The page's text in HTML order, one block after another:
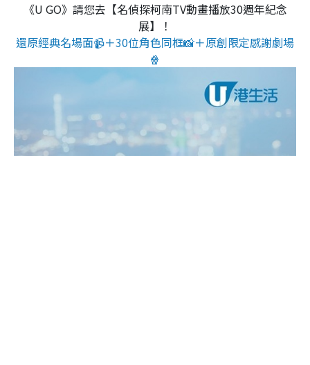
《U GO》請您去【名偵探柯南TV動畫播放30週年紀念
展】！
還原經典名場面📹＋30位角色同框📸＋原創限定感謝劇場
🍿